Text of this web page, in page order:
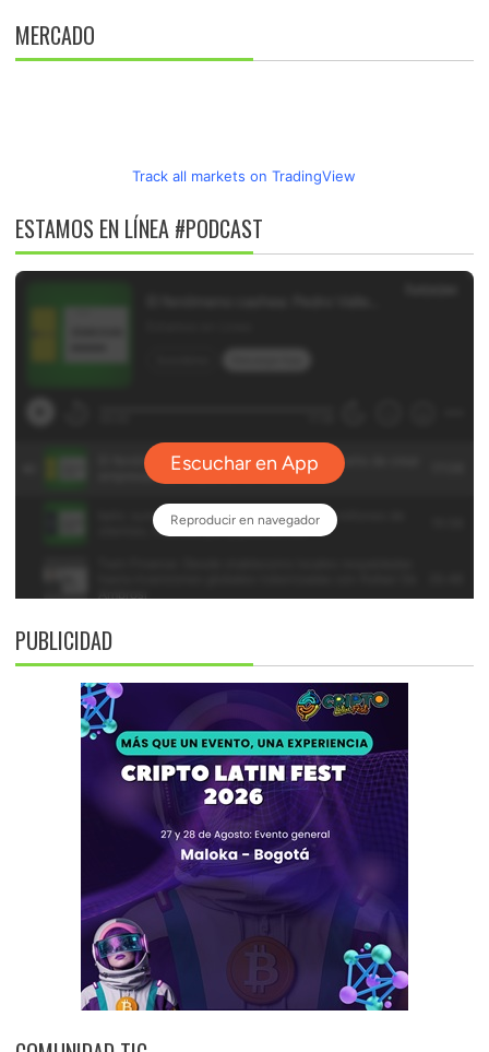
MERCADO
Track all markets on TradingView
ESTAMOS EN LÍNEA #PODCAST
PUBLICIDAD